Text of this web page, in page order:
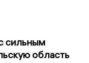
сильным
область